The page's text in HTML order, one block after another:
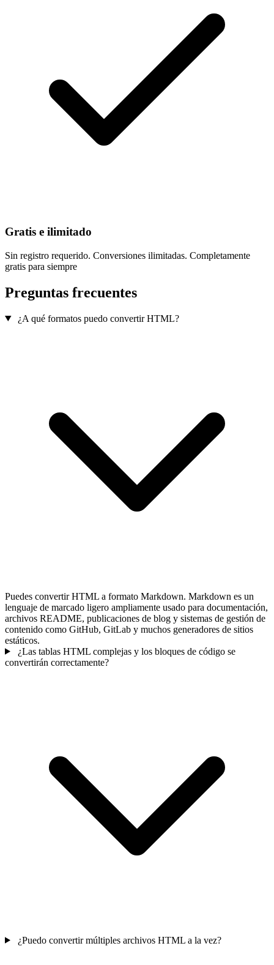
Gratis e ilimitado
Sin registro requerido. Conversiones ilimitadas. Completamente
gratis para siempre
Preguntas frecuentes
¿A qué formatos puedo convertir HTML?
Puedes convertir HTML a formato Markdown. Markdown es un
lenguaje de marcado ligero ampliamente usado para documentación,
archivos README, publicaciones de blog y sistemas de gestión de
contenido como GitHub, GitLab y muchos generadores de sitios
estáticos.
¿Las tablas HTML complejas y los bloques de código se
convertirán correctamente?
¿Puedo convertir múltiples archivos HTML a la vez?